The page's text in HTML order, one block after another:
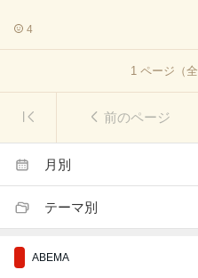
4
1ページ（全
前のページ
月別
テーマ別
ABEMA